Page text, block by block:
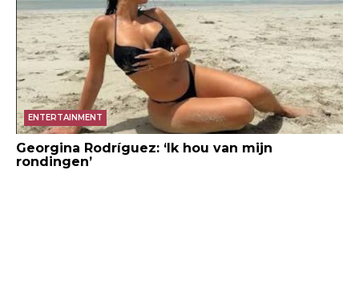
ENTERTAINMENT
Georgina Rodríguez: ‘Ik hou van mijn
rondingen’